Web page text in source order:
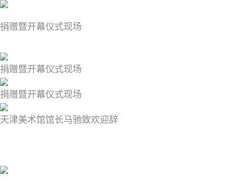
捐赠暨开幕仪式现场
捐赠暨开幕仪式现场
捐赠暨开幕仪式现场
天津美术馆馆长马驰致欢迎辞